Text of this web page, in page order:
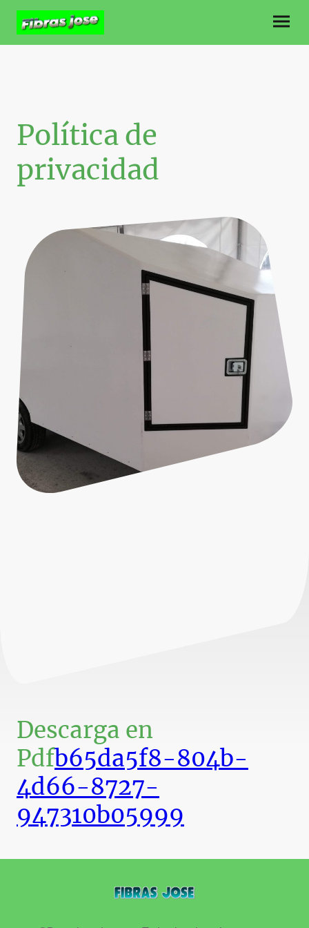
Política de
privacidad
Descarga en
Pdfb65da5f8-804b-
4d66-8727-
947310b05999